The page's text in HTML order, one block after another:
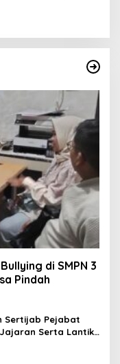
di SMPN 3
Pindah
Sertijab Pejabat
Serta Lantik
Gowa